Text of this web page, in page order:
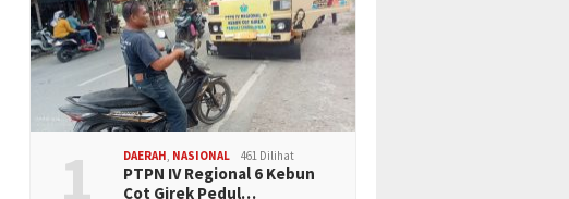
1 DAERAH, NASIONAL 461 Dilihat
PTPN IV Regional 6 Kebun
Cot Girek Pedul…